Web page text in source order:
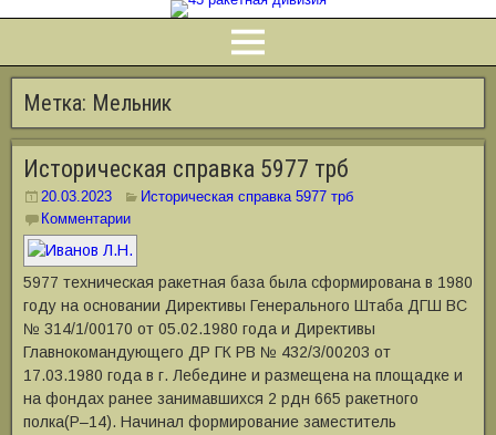
Метка: Мельник
Историческая справка 5977 трб
20.03.2023
Историческая справка 5977 трб
Комментарии
5977 техническая ракетная база была сформирована в 1980
году на основании Директивы Генерального Штаба ДГШ ВС
№ 314/1/00170 от 05.02.1980 года и Директивы
Главнокомандующего ДР ГК РВ № 432/3/00203 от
17.03.1980 года в г. Лебедине и размещена на площадке и
на фондах ранее занимавшихся 2 рдн 665 ракетного
полка(Р–14). Начинал формирование заместитель